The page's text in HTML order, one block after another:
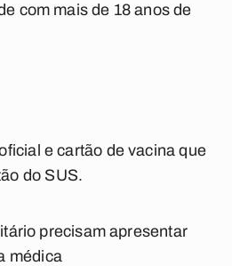
com mais de 18 anos de
e cartão de vacina que
do SUS.
precisam apresentar
médica